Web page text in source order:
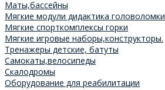
Маты,бассейны
Мягкие модули дидактика головоломки
Мягкие спорткомплексы горки
Мягкие игровые наборы,конструкторы.
Тренажеры детские, батуты
Самокаты,велосипеды
Скалодромы
Оборудование для реабилитации